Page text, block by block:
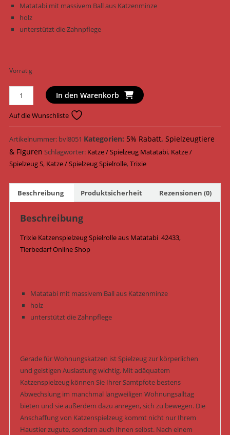
Matatabi mit massivem Ball aus Katzenminze
holz
unterstützt die Zahnpflege
Vorrätig
Trixie
Katzenspielzeug
Spielrolle
Matatabi
ø
4
cm
5
Menge
In den Warenkorb
Auf die Wunschliste
Artikelnummer: bvl8051 Kategorien: 5% Rabatt, Spielzeugtiere
& Figuren Schlagwörter: Katze / Spielzeug Matatabi, Katze /
Spielzeug S, Katze / Spielzeug Spielrolle,Trixie
Beschreibung Produktsicherheit Rezensionen (0)
Beschreibung
Trixie Katzenspielzeug Spielrolle aus Matatabi 42433,
Tierbedarf Online Shop
Matatabi mit massivem Ball aus Katzenminze
holz
unterstützt die Zahnpflege
Gerade für Wohnungskatzen ist Spielzeug zur körperlichen
und geistigen Auslastung wichtig. Mit adäquatem
Katzenspielzeug können Sie Ihrer Samtpfote bestens
Abwechslung im manchmal langweiligen Wohnungsalltag
bieten und sie außerdem dazu anregen, sich zu bewegen. Die
Anschaffung von Katzenspielzeug kommt nicht nur Ihrem
Haustier zugute, sondern auch Ihnen selbst. Nach einem